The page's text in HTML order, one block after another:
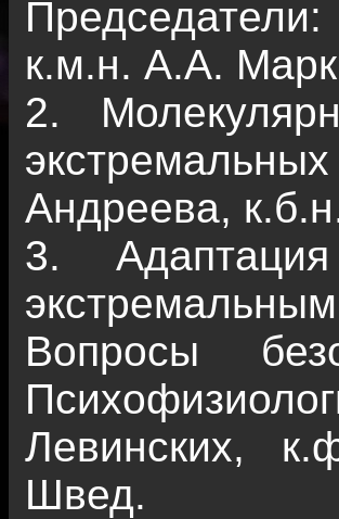
к.м.н. А.А.
2.
Андреева,
3.
Вопросы
Левинских,
Швед.